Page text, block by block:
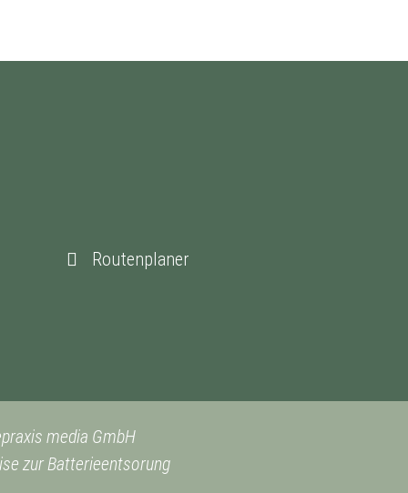
Routenplaner
media GmbH
zur Batterieentsorung